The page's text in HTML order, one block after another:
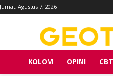
Jumat, Agustus 7, 2026
KOLOM OPINI CBT